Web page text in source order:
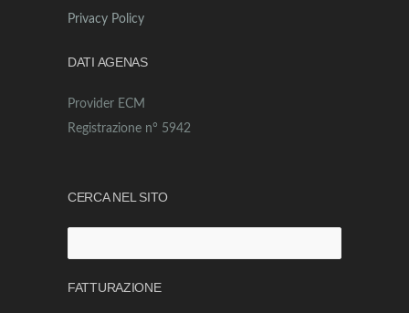
Privacy Policy
DATI AGENAS
Provider ECM
Registrazione n° 5942
CERCA NEL SITO
per:
FATTURAZIONE